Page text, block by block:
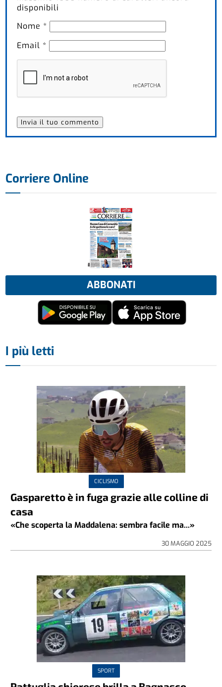
disponibili
Nome *
Email *
Corriere Online
ABBONATI
I più letti
CICLISMO
Gasparetto è in fuga grazie alle colline di
casa
«Che scoperta la Maddalena: sembra facile ma...»
30 MAGGIO 2025
SPORT